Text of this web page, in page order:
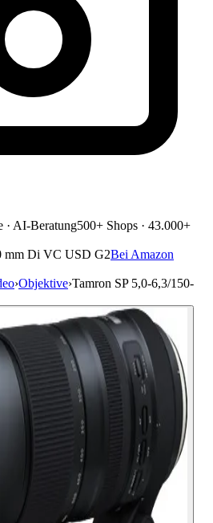
· AI-Beratung500+ Shops · 43.000+
mm Di VC USD G2Bei Amazon
›Objektive›Tamron SP 5,0-6,3/150-